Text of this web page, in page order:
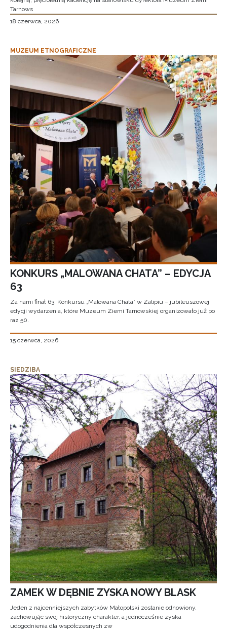
Tarnows
18 czerwca, 2026
MUZEUM ETNOGRAFICZNE
KONKURS „MALOWANA CHATA” – EDYCJA
63
Za nami finał 63. Konkursu „Malowana Chata” w Zalipiu – jubileuszowej
edycji wydarzenia, które Muzeum Ziemi Tarnowskiej organizowało już po
raz 50.
15 czerwca, 2026
SIEDZIBA
ZAMEK W DĘBNIE ZYSKA NOWY BLASK
Jeden z najcenniejszych zabytków Małopolski zostanie odnowiony,
zachowując swój historyczny charakter, a jednocześnie zyska
udogodnienia dla współczesnych zw